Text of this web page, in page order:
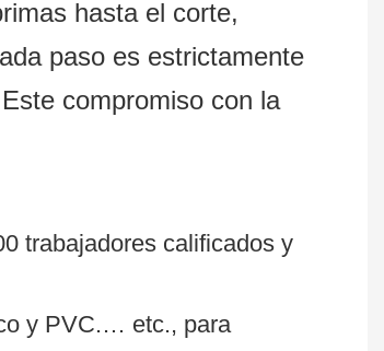
hasta el corte,
paso es estrictamente
compromiso con la
trabajadores calificados y
y PVC.… etc., para